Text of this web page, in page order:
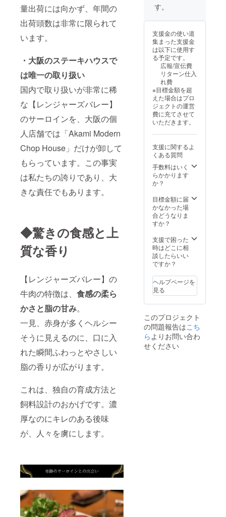
量出荷には向かず、年間の
出荷頭数は非常に限られて
います。
・大阪のステーキハウスで
は唯一の取り扱い
国内で取り扱いが非常に稀
な【レンジャーズバレー】
のサーロインを、大阪の個
人店舗では「Akami Modern
Chop House」だけが卸して
もらっています。この事実
は私たちの誇りであり、大
きな責任でもあります。
◆驚きの食感と上
質な香り
【レンジャーズバレー】の
牛肉の特徴は、 食感の柔ら
かさと脂の甘み。
一見、赤身が多くヘルシー
そうに見えるのに、口に入
れた瞬間ふわっとやさしい
脂の香りが広がります。
これは、独自の育成方法と
飼料設計のおかげです。濃
厚なのにキレのある後味
が、人々を虜にします。
す。
支援金の使い道
集まった支援金
は以下に使用す
る予定です。
広報/宣伝費
リターン仕入
れ費
※目標金額を超
えた場合はプロ
ジェクトの運営
費に充てさせて
いただきます。
支援に関するよ
くある質問
手数料はいく
らかかります
か？
目標金額に届
かなかった場
合どうなりま
すか？
支援で困った
時はどこに相
談したらいい
ですか？
ヘルプページを
見る
このプロジェクト
の問題報告はこち
ら よりお問い合わ
せください